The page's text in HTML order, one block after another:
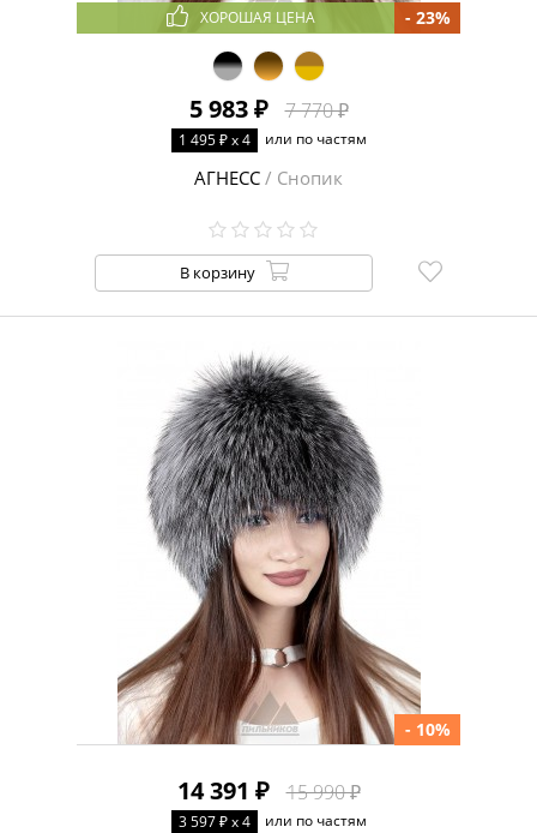
ХОРОШАЯ ЦЕНА
5 983 ₽ 7 770 ₽
- 23%
1 495 ₽ x 4 или по частям
АГНЕСС / Снопик
В корзину
14 391 ₽ 15 990 ₽
- 10%
3 597 ₽ x 4 или по частям